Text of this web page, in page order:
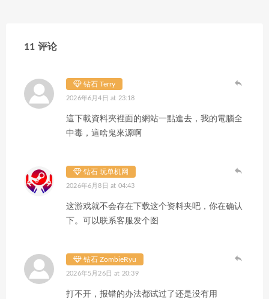
11 评论
钻石 Terry
2026年6月4日 at 23:18
這下載資料夾裡面的網站一點進去，我的電腦全
中毒，這啥鬼來源啊
钻石 玩单机网
2026年6月8日 at 04:43
这游戏就不会存在下载这个资料夹吧，你在确认
下。可以联系客服发个图
钻石 ZombieRyu
2026年5月26日 at 20:39
打不开，报错的办法都试过了还是没有用